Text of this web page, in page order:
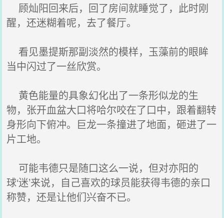
顾灿阳回来后，回了房间就睡觉了，此时刚
醒，还迷糊着呢，去了餐厅。
看见墨提斯那副淡然的模样，玉藻前的眼眸
当中闪过了一丝欣赏。
黄色能量的具象幻化出了一条形似龙的生
物，张开血盆大口将哈尔咬在了口中，跟着翻转
身形向下俯冲。巨龙一条撞进了地面，砸进了一
片工地。
可能韦德只是随口这么一说，但对亦阳的
球‘迷’来说，自己喜欢的球员能获得韦德的亲口
称赞，还是让他们兴奋不已。